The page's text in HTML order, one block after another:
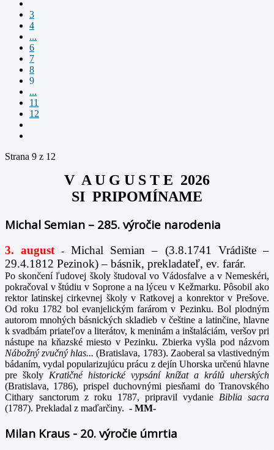
3
4
...
6
7
8
9
...
11
12
Strana 9 z 12
V A U G U S T E 2026
SI PRIPOMÍNAME
Michal Semian – 285. výročie narodenia
3. august -Michal Semian – (3.8.1741 Vrádište –
29.4.1812 Pezinok) – básnik, prekladateľ, ev. farár.
Po skončení ľudovej školy študoval vo Vádosfalve a v Nemeskéri,
pokračoval v štúdiu v Soprone a na lýceu v Kežmarku. Pôsobil ako
rektor latinskej cirkevnej školy v Ratkovej a konrektor v Prešove.
Od roku 1782 bol evanjelickým farárom v Pezinku. Bol plodným
autorom mnohých básnických skladieb v češtine a latinčine, hlavne
k svadbám priateľov a literátov, k meninám a inštaláciám, veršov pri
nástupe na kňazské miesto v Pezinku. Zbierka vyšla pod názvom
Nábožný zvučný hlas...(Bratislava, 1783). Zaoberal sa vlastivedným
bádaním, vydal popularizujúcu prácu z dejín Uhorska určenú hlavne
pre školy Kratičné historické vypsání knížat a králů uherských
(Bratislava, 1786), prispel duchovnými piesňami do Tranovského
Cithary sanctorum z roku 1787, pripravil vydanie Biblia sacra
(1787). Prekladal z maďarčiny. - MM-
Milan Kraus - 20. výročie úmrtia